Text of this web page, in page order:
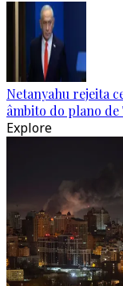
Netanyahu rejeita
âmbito do plano
Explore